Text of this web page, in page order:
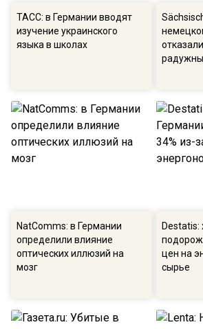
ТАСС: в Германии вводят
изучение украинского
языка в школах
NatComms: в Германии
определили влияние
оптических иллюзий на
мозг
Destatis:
цен на
сырье